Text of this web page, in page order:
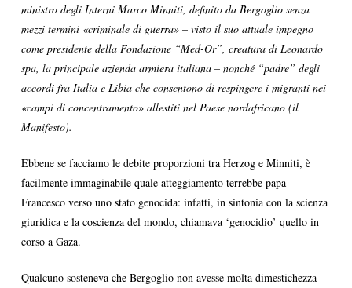
ministro degli Interni Marco Minniti, definito da Bergoglio senza
mezzi termini «criminale di guerra» – visto il suo attuale impegno
come presidente della Fondazione “Med-Or”, creatura di Leonardo
spa, la principale azienda armiera italiana – nonché “padre” degli
accordi fra Italia e Libia che consentono di respingere i migranti nei
«campi di concentramento» allestiti nel Paese nordafricano (il
Manifesto).
Ebbene se facciamo le debite proporzioni tra Herzog e Minniti, è
facilmente immaginabile quale atteggiamento terrebbe papa
Francesco verso uno stato genocida: infatti, in sintonia con la scienza
giuridica e la coscienza del mondo, chiamava ‘genocidio’ quello in
corso a Gaza.
Qualcuno sosteneva che Bergoglio non avesse molta dimestichezza